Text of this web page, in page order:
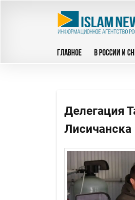
ГЛАВНОЕ В РОССИИ И
Делегация